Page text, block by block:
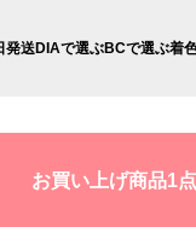
発送DIAで選ぶBCで選ぶ着
お買い上げ商品1